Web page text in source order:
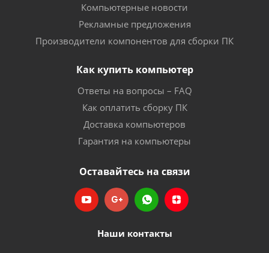
Компьютерные новости
Рекламные предложения
Производители компонентов для сборки ПК
Как купить компьютер
Ответы на вопросы – FAQ
Как оплатить сборку ПК
Доставка компьютеров
Гарантия на компьютеры
Оставайтесь на связи
Наши контакты